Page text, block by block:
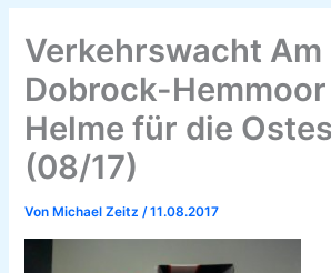
Verkehrswacht Am
Dobrock-
Helme für die
(08/17)
Von Michael Zeitz/11.08.2017